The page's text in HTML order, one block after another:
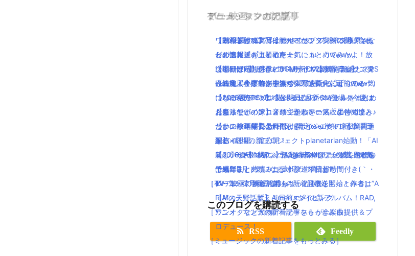
TV・映画
【朗報】銀魂実写は嘘だった！？実際に問い合わ
せした人達をまとめたよ(｀・ω・´)wwww
【dカード】ポインコ11月新CMは気が早いサンタ
さん登場！中条あやみちゃんも美人になってる！
【パパパのパァ】ポインコ7月新CM登場！今度は
お祭りでポインコ音頭でかわいい浴衣の仲間達と♪
【サンバーイ】dポイントポインコ冬の新CM「サ
ンバイ三唱」篇公開！
【dカード】ポインコ12月新CMはアップルペイ編
で綾野剛と共演！コラボグッツ情報も！
［TV・映画の新着記事をもっとみる］
ゲーム・スマホアプリ
ワールドオブファイナルファンタジーのグッツま
とめ情報！
【期間限定】グラビティデイズ2発売を記念してPS
Plus加入者は前作を無料ダウンロード可能に！
ついに発売PSVR！遊べるビックタイトルをまとめ
たよ！
ついに今年発売のFF15！限定パッケージが美麗過
ぎる！！！
新しいゲーム機ニンテンドースイッチ発表！発売
は来年3月！気になる対応ソフトは？
［ゲーム・スマホアプリの新着記事をもっとみる］
アニメ・マンガの記事
【2016夏アニソン】ツキウタ。プラネタリアンな
どのアニメの主題歌を一気にまとめてみたよ！放
送曜日と時間付き(｀・ω・´)！【水曜日編】
「銀魂」小栗旬が主演で実写映画化( ﾟдﾟ )www気
になるキャストは？公開日は？
【魔法使いの嫁】オリジナルアニメ「星待つひ
と」の映画館で見れるよ(｀・ω・´)！！
配信×劇場の新プロジェクトplanetarian始動！「AI
R」「CLANNAD」「Angel Beats!」に続く名作の
予感！
TVアニメ「あまんちゅ！」7月放送開始！作者は”A
RIA”の天野こずえ！日常×ダイビング
［アニメ・マンガの新着記事をもっとみる］
ミュージックの記事
【動画まとめ】月9ドラマ”ラブソング”の藤原さく
らが逸材( ﾟдﾟ )イイ声！！
ひとりぼっち惑星のBGMがサウンドトラックで発
売決定！生ピアノ演奏がCDで聴けるよ(｀・ω・´)
【2016夏アニソン】ジョジョ・べルセルク・あま
んちゅなどのアニメの主題歌を一気にまとめてみ
たよ！放送曜日と時間付き(｀・ω・´)！【金曜日
編】
【2016夏アニソン】話題の新作アニメの主題歌を
一気にまとめてみたよ！放送曜日と時間付き(｀・
ω・´)！【月曜日編】
【Mステで話題】Aimer(エメ)の新アルバム！RAD,
ワンオクなど大物アーティストが全楽曲提供＆プ
ロデュース！
［ミュージックの新着記事をもっとみる］
このブログを購読する
RSS Feedly